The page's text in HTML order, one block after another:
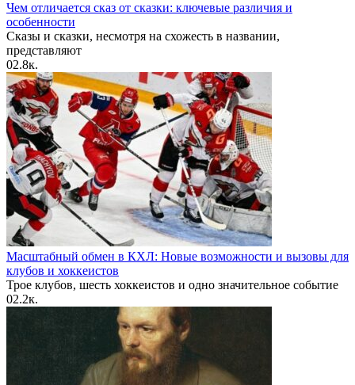
Чем отличается сказ от сказки: ключевые различия и
особенности
Сказы и сказки, несмотря на схожесть в названии,
представляют
02.8к.
Масштабный обмен в КХЛ: Новые возможности и вызовы для
клубов и хоккеистов
Трое клубов, шесть хоккеистов и одно значительное событие
02.2к.